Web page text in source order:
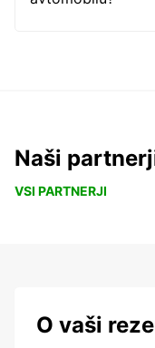
Naši
VSI PARTNERJI
O vaši